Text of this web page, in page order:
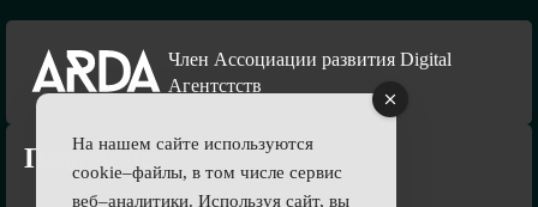
Член Ассоциации развития Digital
Агентстств
Подпишись
На нашем сайте используются
cookie–файлы, в том числе сервис
веб–аналитики. Используя сайт, вы